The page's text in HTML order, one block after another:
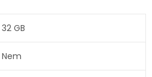
32 GB
Nem